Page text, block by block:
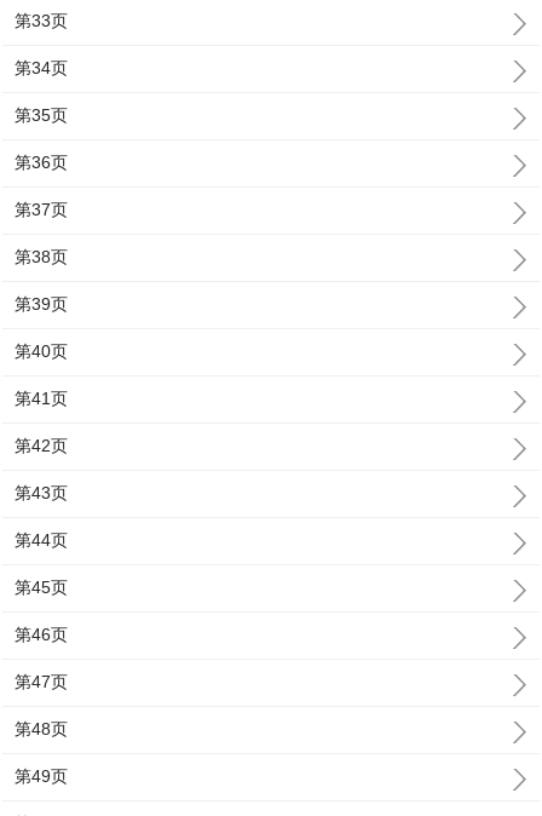
第33页
第34页
第35页
第36页
第37页
第38页
第39页
第40页
第41页
第42页
第43页
第44页
第45页
第46页
第47页
第48页
第49页